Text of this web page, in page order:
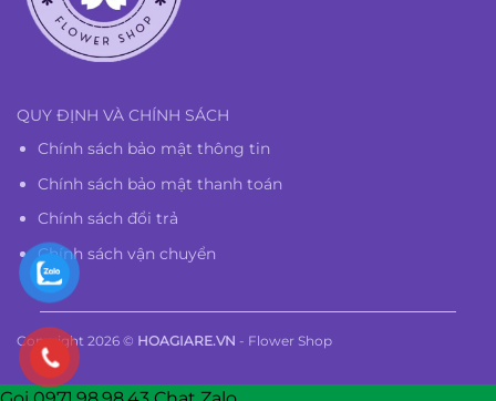
QUY ĐỊNH VÀ CHÍNH SÁCH
Chính sách bảo mật thông tin
Chính sách bảo mật thanh toán
Chính sách đổi trả
Chính sách vận chuyển
Copyright 2026 © HOAGIARE.VN - Flower Shop